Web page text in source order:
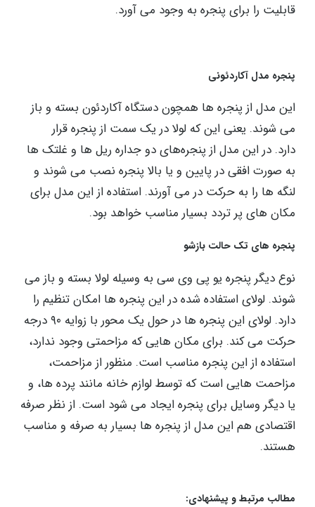
قابلیت را برای پنجره به وجود می‌ آورد.
پنجره مدل آکاردئونی
این مدل از پنجره ‌ها همچون دستگاه آکاردئون بسته و باز
دارد. در این مدل از پنجره‌های دو جداره ریل ‌ها و غلتک‌ ها
به صورت افقی در پایین و یا بالا پنجره نصب می‌ شوند و
لنگه ‌ها را به حرکت در می ‌آورند. استفاده از این مدل برای
مکان ‌های پر تردد بسیار مناسب خواهد بود.
پنجره ‌های تک حالت بازشو
نوع دیگر پنجره یو پی وی سی به وسیله لولا بسته و باز می
‌شوند. لولای استفاده شده در این پنجره ‌ها امکان تنظیم را
استفاده از این پنجره‌ مناسب است. منظور از مزاحمت،